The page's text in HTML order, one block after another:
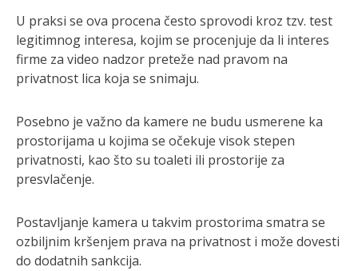
U praksi se ova procena često sprovodi kroz tzv. test
legitimnog interesa, kojim se procenjuje da li interes
firme za video nadzor preteže nad pravom na
privatnost lica koja se snimaju.
Posebno je važno da kamere ne budu usmerene ka
prostorijama u kojima se očekuje visok stepen
privatnosti, kao što su toaleti ili prostorije za
presvlačenje.
Postavljanje kamera u takvim prostorima smatra se
ozbiljnim kršenjem prava na privatnost i može dovesti
do dodatnih sankcija.